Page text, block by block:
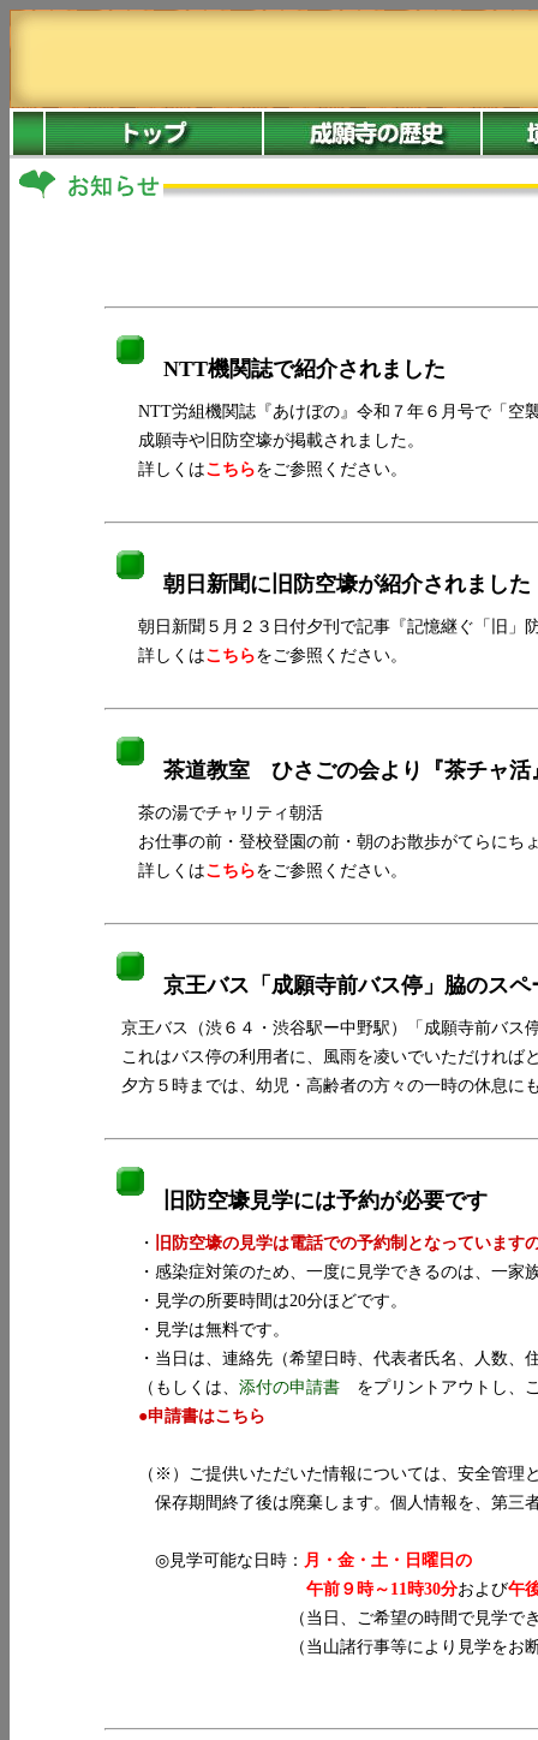
NTT機関誌で紹介されました
NTT労組機関誌『あけぼの』令和７年６月号で「空
成願寺や旧防空壕が掲載されました。
詳しくはこちらをご参照ください。
朝日新聞に旧防空壕が紹介されました
朝日新聞５月２３日付夕刊で記事『記憶継ぐ「旧」
詳しくはこちらをご参照ください。
茶道教室 ひさごの会より『茶チャ
茶の湯でチャリティ朝活
お仕事の前・登校登園の前・朝のお散歩がてらにち
詳しくはこちらをご参照ください。
京王バス「成願寺前バス停」脇のス
京王バス（渋６４・渋谷駅ー中野駅）「成願寺前バス
これはバス停の利用者に、風雨を凌いでいただければ
夕方５時までは、幼児・高齢者の方々の一時の休息に
旧防空壕見学には予約が必要です
・
旧防空壕の見学は電話での予約制となっています
・感染症対策のため、一度に見学できるのは、一家
・見学の所要時間は20分ほどです。
・見学は無料です。
・当日は、連絡先（希望日時、代表者氏名、人数、
（もしくは、 添付の申請書 をプリントアウトし、
●申請書はこちら
（※）ご提供いただいた情報については、安全管理と
保存期間終了後は廃棄します。個人情報を、第三者
◎見学可能な日時： 月・金・土・日曜日の
午前９時～11時30分および午
（当日、ご希望の時間で見学できますが、
（当山諸行事等により見学をお断りす